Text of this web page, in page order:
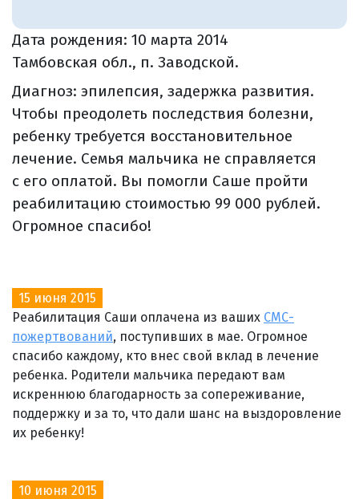
Дата рождения: 10 марта 2014
Тамбовская обл., п. Заводской.
Диагноз: эпилепсия, задержка развития.
Чтобы преодолеть последствия болезни,
ребенку требуется восстановительное
лечение. Семья мальчика не справляется
с его оплатой. Вы помогли Саше пройти
реабилитацию стоимостью 99 000 рублей.
Огромное спасибо!
15 июня 2015
Реабилитация Саши оплачена из ваших СМС-
пожертвований, поступивших в мае. Огромное
спасибо каждому, кто внес свой вклад в лечение
ребенка. Родители мальчика передают вам
искреннюю благодарность за сопереживание,
поддержку и за то, что дали шанс на выздоровление
их ребенку!
10 июня 2015